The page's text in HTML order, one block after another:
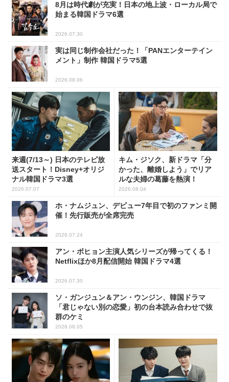
8月は時代劇が充実！日本の地上波・ローカル局で
始まる韓国ドラマ6選
2026.07.30
実は同じ制作会社だった！「PANエンターテイン
メント」制作 韓国ドラマ5選
2026.08.06
来週(7/13～) 日本のテレビ放
送スタート！Disney+オリジ
ナル韓国ドラマ3選
2026.07.07
キム・ジソク、新ドラマ「分
かった、離婚しよう」でリア
ルな夫婦の葛藤を熱演！
2026.08.04
ホ・ナムジュン、デビュー7年目で初のファンミ開
催！先行販売が全席完売
2026.07.24
アン・ボヒョン主演人気シリーズが帰ってくる！
Netflixほか8月配信開始 韓国ドラマ4選
2026.07.30
ソ・ガンジュン＆アン・ウンジン、韓国ドラマ
「君じゃない別の恋愛」初の台本読み合わせで抜
群のケミ
2026.08.05